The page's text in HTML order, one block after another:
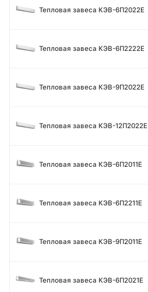
Тепловая завеса КЭВ-6П2022Е
Тепловая завеса КЭВ-6П2222Е
Тепловая завеса КЭВ-9П2022Е
Тепловая завеса КЭВ-12П2022Е
Тепловая завеса КЭВ-6П2011E
Тепловая завеса КЭВ-6П2211E
Тепловая завеса КЭВ-9П2011E
Тепловая завеса КЭВ-6П2021E